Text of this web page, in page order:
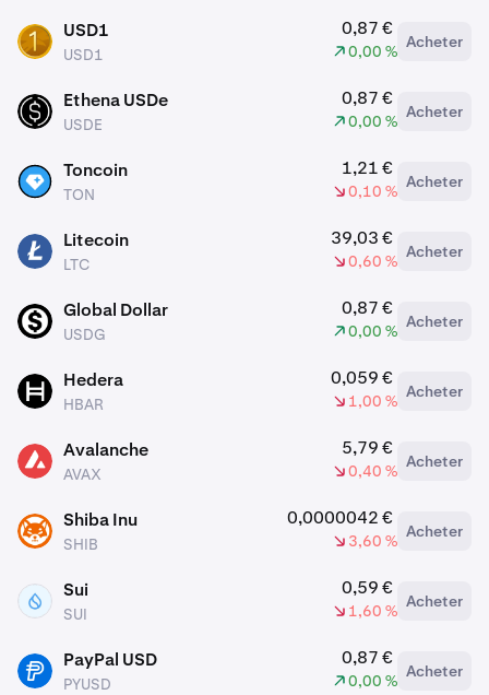
USD1 USD1
USD1
0,87 €
0,00 %
Acheter
USDE Ethena USDe
USDE
0,87 €
0,00 %
Acheter
TON Toncoin
TON
1,21 €
0,10 %
Acheter
LTC Litecoin
LTC
39,03 €
0,60 %
Acheter
USDG Global Dollar
USDG
0,87 €
0,00 %
Acheter
HBAR Hedera
HBAR
0,059 €
1,00 %
Acheter
AVAX Avalanche
AVAX
5,79 €
0,40 %
Acheter
SHIB Shiba Inu
SHIB
0,0000042 €
3,60 %
Acheter
SUI Sui
SUI
0,59 €
1,60 %
Acheter
PYUSD PayPal USD
PYUSD
0,87 €
0,00 %
Acheter